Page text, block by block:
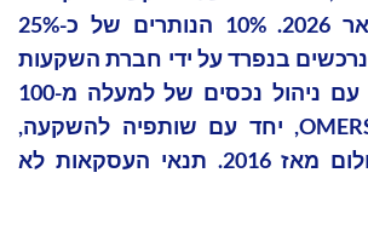
בחברה מאז ינואר 2026. 10% הנותרים של כ-25%
ממניות OMERS נרכשים בנפרד על ידי חברת השקעות
גלובלית מובילה עם ניהול נכסים של למעלה מ-100
מיליארד דולר. OMERS, יחד עם שותפיה להשקעה,
מושקעת באקסולום מאז 2016. תנאי העסקאות לא